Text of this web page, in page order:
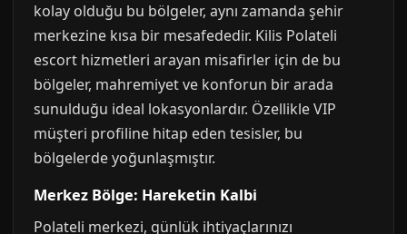
kolay olduğu bu bölgeler, aynı zamanda şehir
merkezine kısa bir mesafededir. Kilis Polateli
escort hizmetleri arayan misafirler için de bu
bölgeler, mahremiyet ve konforun bir arada
sunulduğu ideal lokasyonlardır. Özellikle VIP
müşteri profiline hitap eden tesisler, bu
bölgelerde yoğunlaşmıştır.
Merkez Bölge: Hareketin Kalbi
Polateli merkezi, günlük ihtiyaçlarınızı